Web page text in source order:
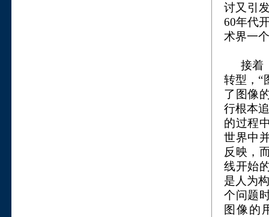
讨又引
60年代
术界一
接着
转型，“
了图像
行根本
的过程
世界中
反映，
线开始
是人为
个问题
图像的